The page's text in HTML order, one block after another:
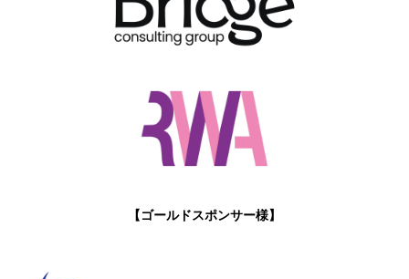
【ゴールドスポンサー様】